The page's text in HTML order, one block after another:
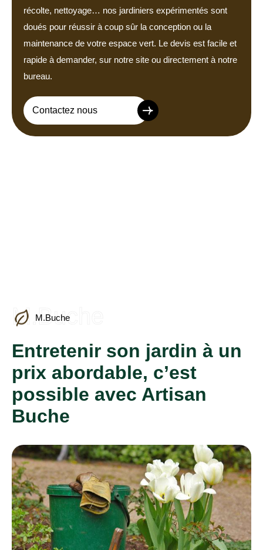
récolte, nettoyage… nos jardiniers expérimentés sont
doués pour réussir à coup sûr la conception ou la
maintenance de votre espace vert. Le devis est facile et
rapide à demander, sur notre site ou directement à notre
bureau.
Contactez nous
M.Buche
M.Buche
Entretenir son jardin à un
prix abordable, c’est
possible avec Artisan
Buche